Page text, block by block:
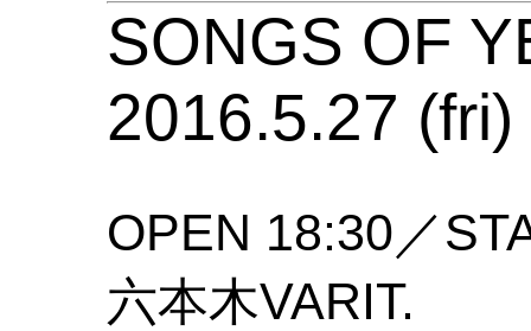
SONGS OF
2016.5.27 (fri)
OPEN 18:30／
六本木VARIT.